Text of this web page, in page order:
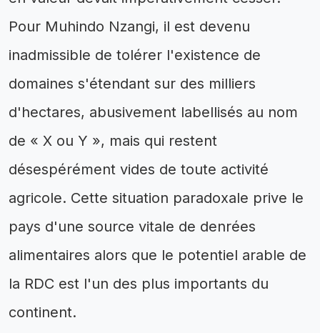
Pour Muhindo Nzangi, il est devenu
inadmissible de tolérer l'existence de
domaines s'étendant sur des milliers
d'hectares, abusivement labellisés au nom
de « X ou Y », mais qui restent
désespérément vides de toute activité
agricole. Cette situation paradoxale prive le
pays d'une source vitale de denrées
alimentaires alors que le potentiel arable de
la RDC est l'un des plus importants du
continent.